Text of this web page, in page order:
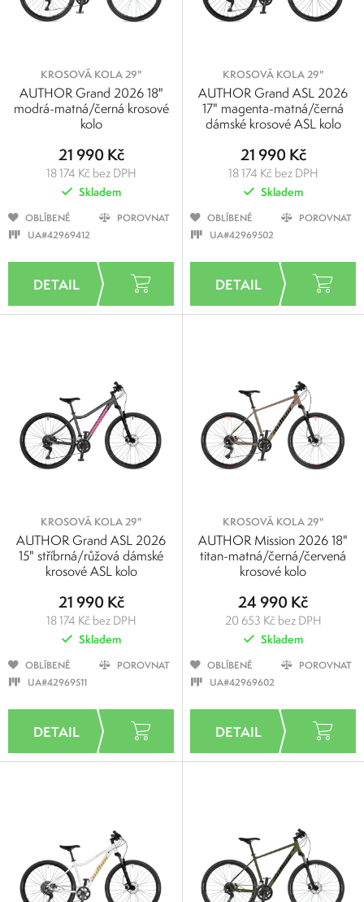
KROSOVÁ KOLA 29"
AUTHOR Grand 2026 18"
modrá-matná/černá krosové
kolo
21 990 Kč
18 174 Kč bez DPH
Skladem
OBLÍBENÉ
POROVNAT
UA#42969412
KROSOVÁ KOLA 29"
AUTHOR Grand ASL 2026
17" magenta-matná/černá
dámské krosové ASL kolo
21 990 Kč
18 174 Kč bez DPH
Skladem
OBLÍBENÉ
POROVNAT
UA#42969502
KROSOVÁ KOLA 29"
AUTHOR Grand ASL 2026
15" stříbrná/růžová dámské
krosové ASL kolo
21 990 Kč
18 174 Kč bez DPH
Skladem
OBLÍBENÉ
POROVNAT
UA#42969511
KROSOVÁ KOLA 29"
AUTHOR Mission 2026 18"
titan-matná/černá/červená
krosové kolo
24 990 Kč
20 653 Kč bez DPH
Skladem
OBLÍBENÉ
POROVNAT
UA#42969602